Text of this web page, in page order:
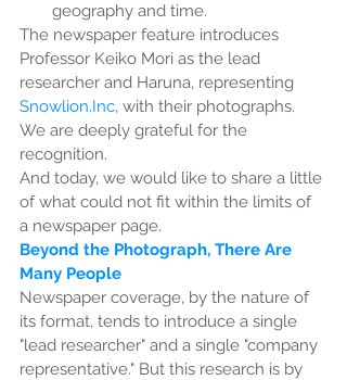
geography and time.
The newspaper feature introduces
Professor Keiko Mori as the lead
researcher and Haruna, representing
Snowlion.Inc, with their photographs.
We are deeply grateful for the
recognition.
And today, we would like to share a little
of what could not fit within the limits of
a newspaper page.
Beyond the Photograph, There Are
Many People
Newspaper coverage, by the nature of
its format, tends to introduce a single
"lead researcher" and a single "company
representative." But this research is by